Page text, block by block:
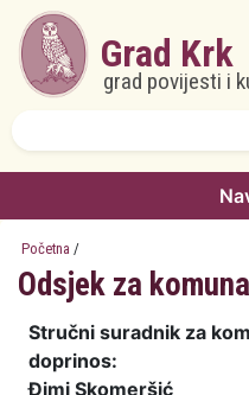
Skoči na glavni sadržaj
Grad Krk
grad povijesti i
Početna /
Odsjek za
Stručni suradnik za
doprinos:
Đimi Skomeršić